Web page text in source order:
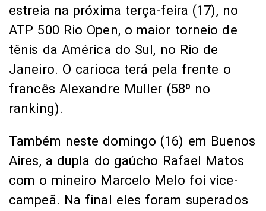
estreia na próxima terça-feira (17), no
ATP 500 Rio Open, o maior torneio de
tênis da América do Sul, no Rio de
Janeiro. O carioca terá pela frente o
francês Alexandre Muller (58º no
ranking).
Também neste domingo (16) em Buenos
Aires, a dupla do gaúcho Rafael Matos
com o mineiro Marcelo Melo foi vice-
campeã. Na final eles foram superados